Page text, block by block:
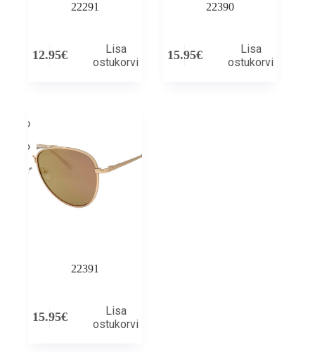
22291
12.95€
Lisa
ostukorvi
22390
15.95€
Lisa
ostukorvi
22391
15.95€
Lisa
ostukorvi